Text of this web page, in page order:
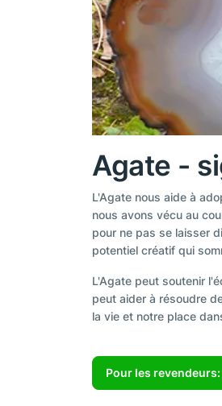
Agate -
L'Agate nous aide à
nous avons vécu au
pour ne pas se laisser
potentiel créatif qui
L'Agate peut soutenir
peut aider à résoudre
la vie et notre place
Pour les